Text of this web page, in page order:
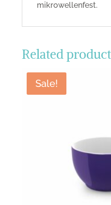
mikrowellenfest.
Related
Sale!